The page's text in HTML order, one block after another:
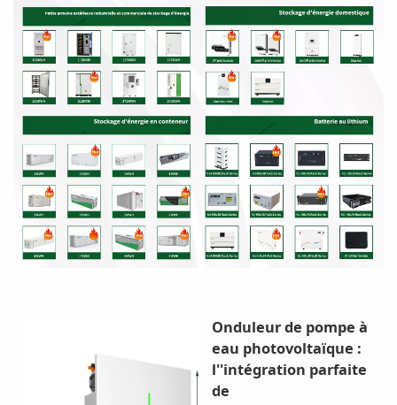
Onduleur de pompe à
eau photovoltaïque :
l''intégration parfaite
de